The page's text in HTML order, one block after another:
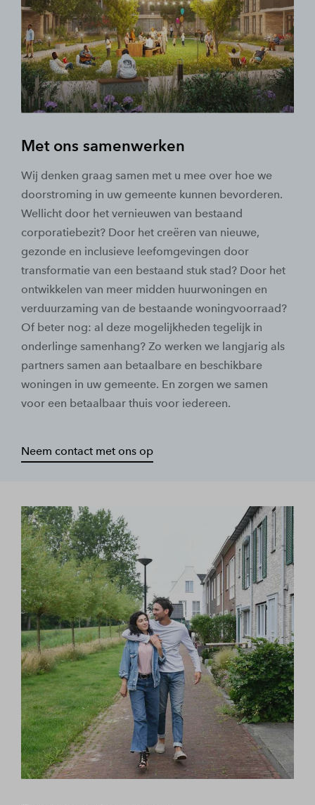
Met ons samenwerken
Wij denken graag samen met u mee over hoe we
doorstroming in uw gemeente kunnen bevorderen.
Wellicht door het vernieuwen van bestaand
corporatiebezit? Door het creëren van nieuwe,
gezonde en inclusieve leefomgevingen door
transformatie van een bestaand stuk stad? Door het
ontwikkelen van meer midden huurwoningen en
verduurzaming van de bestaande woningvoorraad?
Of beter nog: al deze mogelijkheden tegelijk in
onderlinge samenhang? Zo werken we langjarig als
partners samen aan betaalbare en beschikbare
woningen in uw gemeente. En zorgen we samen
voor een betaalbaar thuis voor iedereen.
Neem contact met ons op